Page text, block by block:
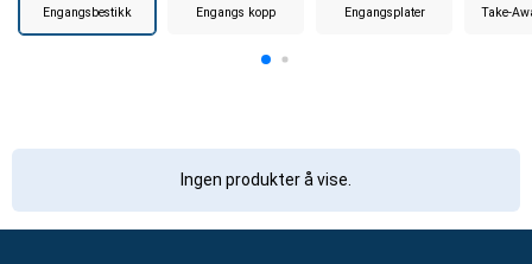
Engangsbestikk Engangs kopp Engangsplater Take-
Ingen produkter å vise.